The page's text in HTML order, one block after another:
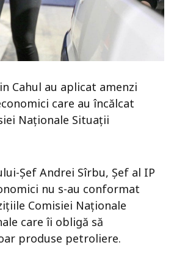
Cahul au aplicat amenzi
care au încălcat
Naționale Situații
Șef Andrei Sîrbu, Șef al IP
nu s-au conformat
Comisiei Naționale
care îi obligă să
produse petroliere.